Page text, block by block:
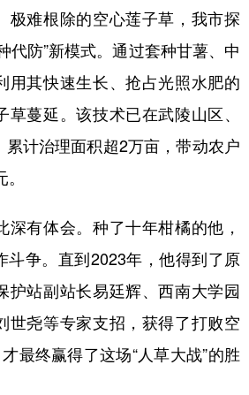
难根除的空心莲子草，我市探
代防”新模式。通过套种甘薯、中
用其快速生长、抢占光照水肥的
蔓延。该技术已在武陵山区、
计治理面积超2万亩，带动农户
有体会。种了十年柑橘的他，
斗争。直到2023年，他得到了原
护站副站长易廷辉、西南大学园
世尧等专家支招，获得了打败空
最终赢得了这场“人草大战”的胜